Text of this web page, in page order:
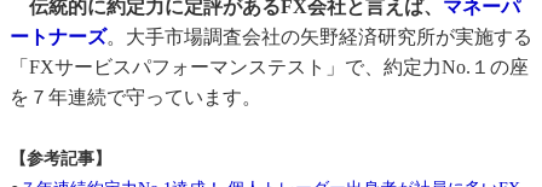
伝統的に約定力に定評があるFX会社と言えば、 マネーパ
ートナーズ。大手市場調査会社の矢野経済研究所が実施する
「FXサービスパフォーマンステスト」で、約定力No.１の座
を７年連続で守っています。
【参考記事】